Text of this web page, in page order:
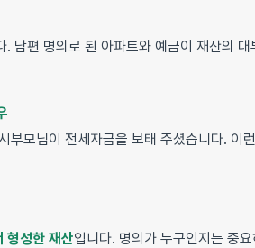
남편 명의로 된 아파트와 예금이 재산의
부모님이 전세자금을 보태 주셨습니다. 이
형성한 재산입니다. 명의가 누구인지는 중